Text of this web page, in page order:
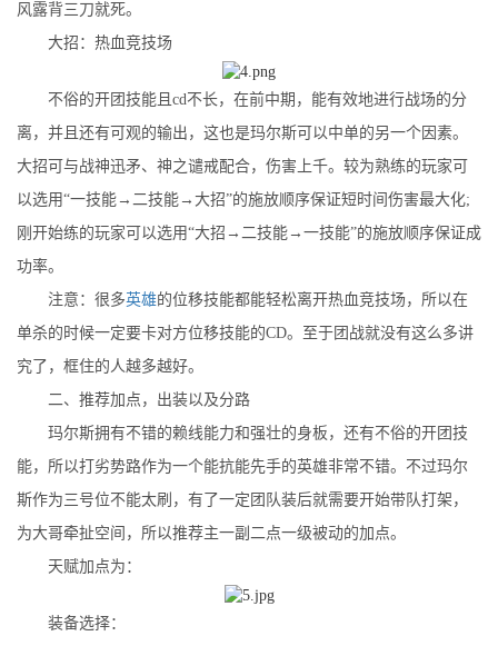
风露背三刀就死。
大招：热血竞技场
不俗的开团技能且cd不长，在前中期，能有效地进行战场的分
离，并且还有可观的输出，这也是玛尔斯可以中单的另一个因素。
大招可与战神迅矛、神之谴戒配合，伤害上千。较为熟练的玩家可
以选用“一技能→二技能→大招”的施放顺序保证短时间伤害最大化;
刚开始练的玩家可以选用“大招→二技能→一技能”的施放顺序保证成
功率。
注意：很多英雄的位移技能都能轻松离开热血竞技场，所以在
单杀的时候一定要卡对方位移技能的CD。至于团战就没有这么多讲
究了，框住的人越多越好。
二、推荐加点，出装以及分路
玛尔斯拥有不错的赖线能力和强壮的身板，还有不俗的开团技
能，所以打劣势路作为一个能抗能先手的英雄非常不错。不过玛尔
斯作为三号位不能太刷，有了一定团队装后就需要开始带队打架，
为大哥牵扯空间，所以推荐主一副二点一级被动的加点。
天赋加点为：
装备选择：